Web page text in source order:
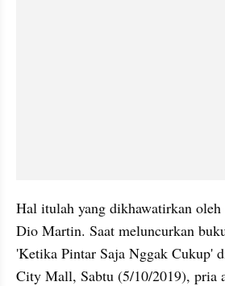
Hal itulah yang dikhawatirkan
Dio Martin. Saat meluncurkan
'Ketika Pintar Saja Nggak Cukup'
City Mall, Sabtu (5/10/2019), pria